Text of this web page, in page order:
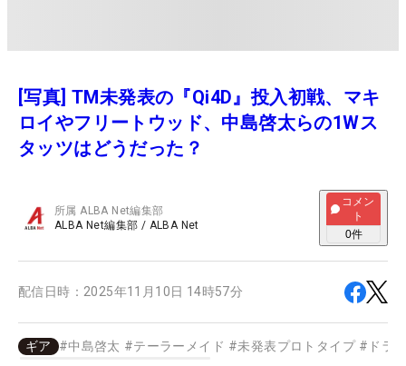
[写真] TM未発表の『Qi4D』投入初戦、マキ
ロイやフリートウッド、中島啓太らの1Wス
タッツはどうだった？
所属ALBA Net編集部
ALBA Net編集部 / ALBA Net
コメン
ト
0件
配信日時： 2025年11月10日 14時57分
ギア #中島啓太 #テーラーメイド #未発表プロトタイプ # ドラ